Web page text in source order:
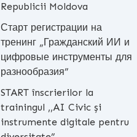
Republicii Moldova
Старт регистрации на
тренинг „Гражданский ИИ и
цифровые инструменты для
разнообразия”
START înscrierilor la
trainingul ,,AI Civic și
instrumente digitale pentru